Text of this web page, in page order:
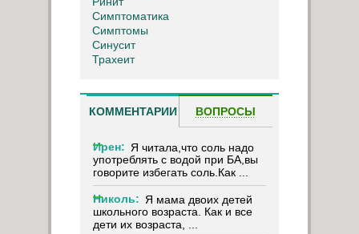
Симптоматика
Симптомы
Синусит
Трахеит
КОММЕНТАРИИ ВОПРОСЫ
Ирен: Я читала,что соль надо
употреблять с водой при БА,вы
говорите избегать соль.Как ...
Николь: Я мама двоих детей
школьного возраста. Как и все
дети их возраста, ...